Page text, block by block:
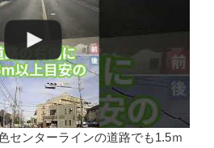
センターラインの道路でも1.5ｍ